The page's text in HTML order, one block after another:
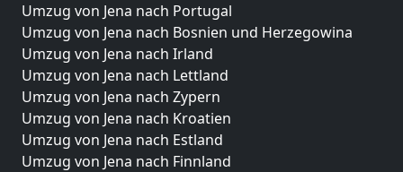
Umzug von Jena nach Portugal
Umzug von Jena nach Bosnien und Herzegowina
Umzug von Jena nach Irland
Umzug von Jena nach Lettland
Umzug von Jena nach Zypern
Umzug von Jena nach Kroatien
Umzug von Jena nach Estland
Umzug von Jena nach Finnland